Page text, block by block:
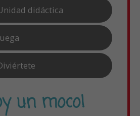
didáctica
un moco!